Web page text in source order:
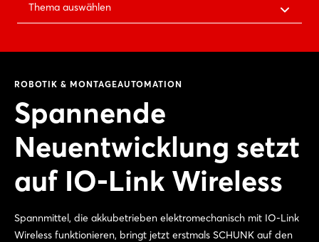
Thema auswählen
ROBOTIK & MONTAGEAUTOMATION
Spannende
Neuentwicklung setzt
auf IO-Link Wireless
Spannmittel, die akkubetrieben elektromechanisch mit IO-Link
Wireless funktionieren, bringt jetzt erstmals SCHUNK auf den